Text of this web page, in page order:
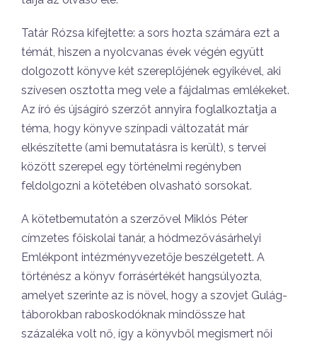
Tatár Rózsa kifejtette: a sors hozta számára ezt a
témát, hiszen a nyolcvanas évek végén együtt
dolgozott könyve két szereplőjének egyikével, aki
szívesen osztotta meg vele a fájdalmas emlékeket.
Az író és újságíró szerzőt annyira foglalkoztatja a
téma, hogy könyve színpadi változatát már
elkészítette (ami bemutatásra is került), s tervei
között szerepel egy történelmi regényben
feldolgozni a kötetében olvasható sorsokat.
A kötetbemutatón a szerzővel Miklós Péter
címzetes főiskolai tanár, a hódmezővásárhelyi
Emlékpont intézményvezetője beszélgetett. A
történész a könyv forrásértékét hangsúlyozta,
amelyet szerinte az is növel, hogy a szovjet Gulág-
táborokban raboskodóknak mindössze hat
százaléka volt nő, így a könyvből megismert női